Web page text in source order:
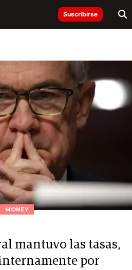
Suscribirse
MONEY
mantuvo las tasas,
por